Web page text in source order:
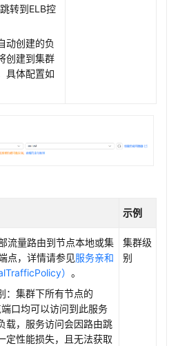
）
跳转到ELB控
动创建的负
创建到集群
具体配置如
示例
流量路由到节点本地或集
点，详情请参见服务亲和
） 。
：集群下所有节点的
口均可以访问到此服务
载，服务访问会因路由跳
定性能损失，且无法获取
集群级
别